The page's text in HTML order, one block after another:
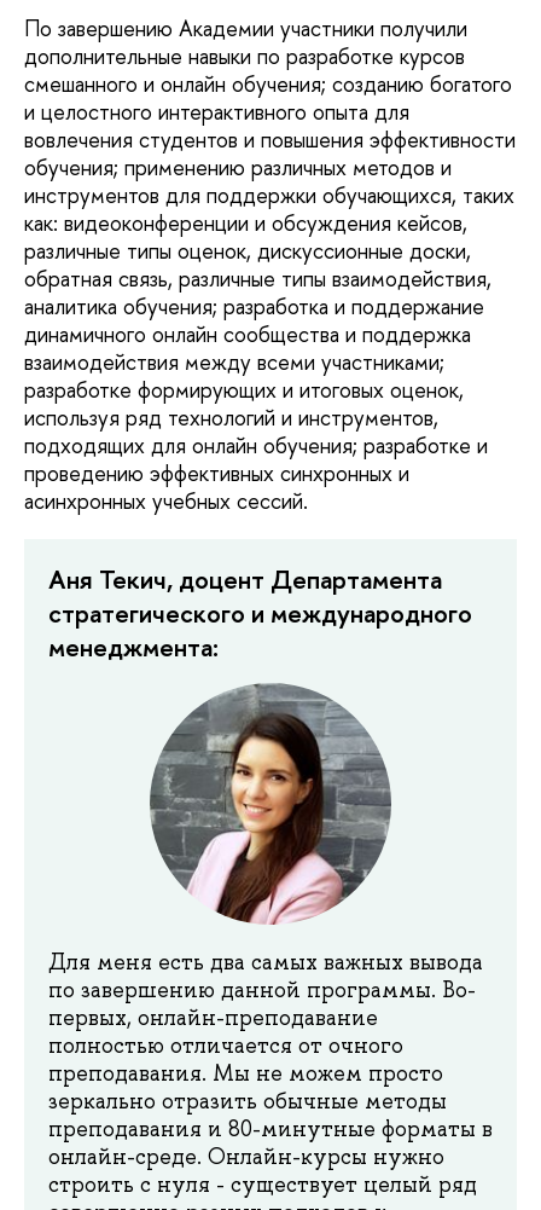
По завершению Академии участники получили
дополнительные навыки по разработке курсов
смешанного и онлайн обучения; созданию богатого
и целостного интерактивного опыта для
вовлечения студентов и повышения эффективности
обучения; применению различных методов и
инструментов для поддержки обучающихся, таких
как: видеоконференции и обсуждения кейсов,
различные типы оценок, дискуссионные доски,
обратная связь, различные типы взаимодействия,
аналитика обучения; разработка и поддержание
динамичного онлайн сообщества и поддержка
взаимодействия между всеми участниками;
разработке формирующих и итоговых оценок,
используя ряд технологий и инструментов,
подходящих для онлайн обучения; разработке и
проведению эффективных синхронных и
асинхронных учебных сессий.
Аня Текич, доцент Департамента
стратегического и международного
менеджмента:
Для меня есть два самых важных вывода
по завершению данной программы. Во-
первых, онлайн-преподавание
полностью отличается от очного
преподавания. Мы не можем просто
зеркально отразить обычные методы
преподавания и 80-минутные форматы в
онлайн-среде. Онлайн-курсы нужно
строить с нуля - существует целый ряд